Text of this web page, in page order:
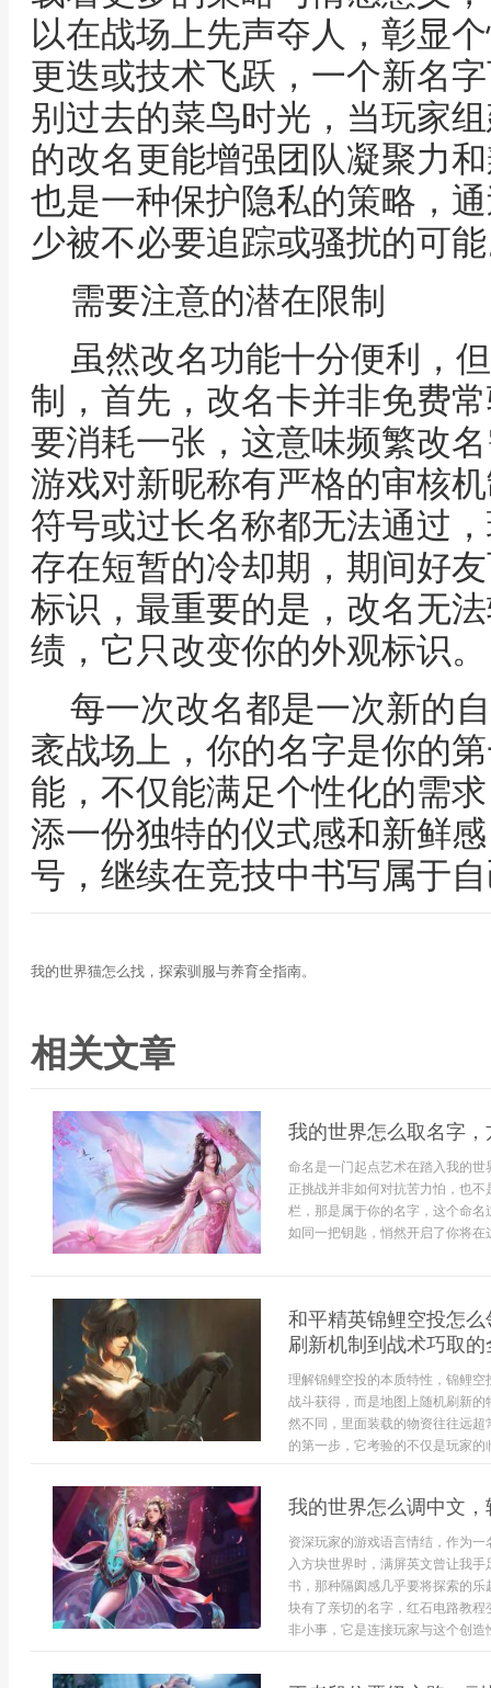
以在战场上先声夺人，彰显
更迭或技术飞跃，一个新名
别过去的菜鸟时光，当玩家
的改名更能增强团队凝聚力
也是一种保护隐私的策略，
少被不必要追踪或骚扰的可
需要注意的潜在限制
虽然改名功能十分便利，
制，首先，改名卡并非免费
要消耗一张，这意味频繁改
游戏对新昵称有严格的审核
符号或过长名称都无法通过
存在短暂的冷却期，期间好
标识，最重要的是，改名无
绩，它只改变你的外观标识。
每一次改名都是一次新的
袤战场上，你的名字是你的
能，不仅能满足个性化的需
添一份独特的仪式感和新鲜
号，继续在竞技中书写属于
我的世界猫怎么找，探索驯服与养育全指南。
相关文章
我的世界怎么取名字
命名是一门起点艺术在踏入我的
正挑战并非如何对抗苦力怕，也
栏，那是属于你的名字，这个命
如同一把钥匙，悄然开启了你将在
和平精英锦鲤空投怎
刷新机制到战术巧取
理解锦鲤空投的本质特性，锦鲤
战斗获得，而是地图上随机刷新
然不同，里面装载的物资往往远
的第一步，它考验的不仅是玩家
我的世界怎么调中文
资深玩家的游戏语言情结，作为
入方块世界时，满屏英文曾让我
书，那种隔阂感几乎要将探索的
块有了亲切的名字，红石电路教
非小事，它是连接玩家与这个创造